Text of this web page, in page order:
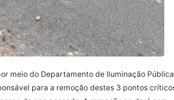
meio do Departamento de Iluminação Pública
para a remoção destes 3 pontos